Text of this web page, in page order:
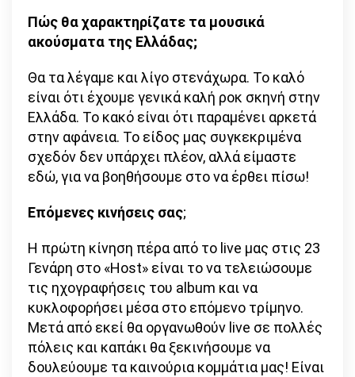
Πώς θα χαρακτηρίζατε τα μουσικά
ακούσματα της Ελλάδας;
Θα τα λέγαμε και λίγο στενάχωρα. Το καλό
είναι ότι έχουμε γενικά καλή ροκ σκηνή στην
Ελλάδα. Το κακό είναι ότι παραμένει αρκετά
στην αφάνεια. Το είδος μας συγκεκριμένα
σχεδόν δεν υπάρχει πλέον, αλλά είμαστε
εδώ, για να βοηθήσουμε στο να έρθει πίσω!
Επόμενες κινήσεις σας;
Η πρώτη κίνηση πέρα από το live μας στις 23
Γενάρη στο «Ηοst» είναι το να τελειώσουμε
τις ηχογραφήσεις του album και να
κυκλοφορήσει μέσα στο επόμενο τρίμηνο.
Μετά από εκεί θα οργανωθούν live σε πολλές
πόλεις και καπάκι θα ξεκινήσουμε να
δουλεύουμε τα καινούρια κομμάτια μας! Είναι